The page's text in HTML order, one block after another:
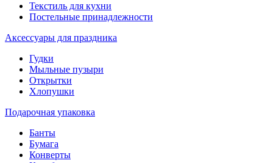
Текстиль для кухни
Постельные принадлежности
Аксессуары для праздника
Гудки
Мыльные пузыри
Открытки
Хлопушки
Подарочная упаковка
Банты
Бумага
Конверты